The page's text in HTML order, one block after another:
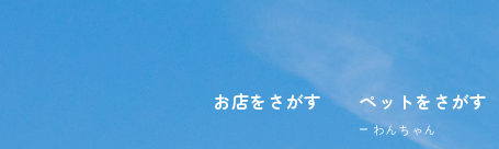
お店をさがす ペットをさがす
わんちゃん